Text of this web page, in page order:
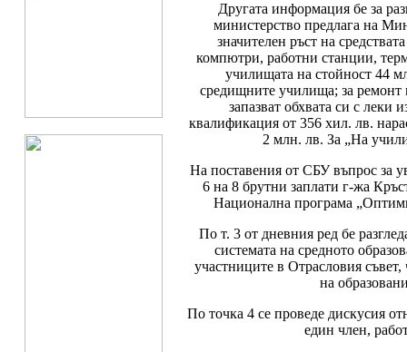
Другата информация бе за
министерство предлага на
значителен ръст на
компютри, работни станции,
училищата на стойност 44
средищните училища; за ремонт
запазват обхвата си с леки
квалификация от 356 хил. лв.
2 млн. лв. За „На
На поставения от СБУ въпрос за
6 на 8 брутни заплати г-жа
Национална програма
По т. 3 от дневния ред бе
системата на средното
участниците в Отрасловия
на
По точка 4 се проведе дискусия
един член,